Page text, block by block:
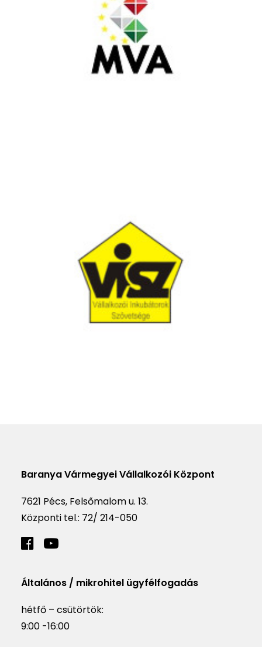
Baranya Vármegyei Vállalkozói Központ
7621 Pécs, Felsőmalom u. 13.
Központi tel.: 72/ 214-050
Általános / mikrohitel ügyfélfogadás
hétfő – csütörtök:
9:00 -16:00